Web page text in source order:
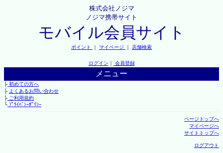
株式会社ノジマ
ノジマ携帯サイト
モバイル会員サイト
ポイント ｜ マイページ ｜ 店舗検索
ログイン ｜ 会員登録
メニュー
├初めての方へ
├ よくあるお問い合わせ
├ご利用規約
└ﾌﾟﾗｲﾊﾞｼｰﾎﾟﾘｼｰ
ページトップへ
マイページへ
サイトトップへ
ログアウト